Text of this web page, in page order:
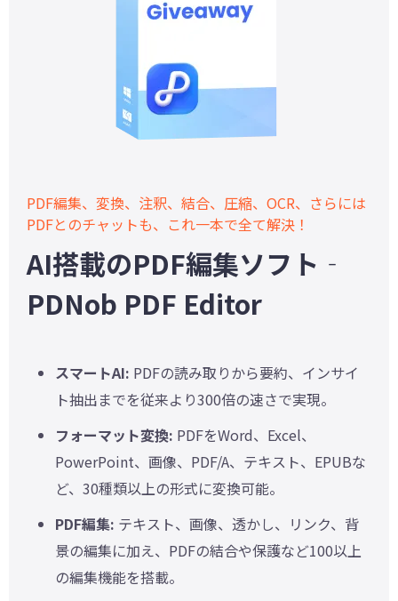
PDF編集、変換、注釈、結合、圧縮、OCR、さらには
PDFとのチャットも、これ一本で全て解決！
AI搭載のPDF編集ソフト‐
PDNob PDF Editor
スマートAI: PDFの読み取りから要約、インサイ
ト抽出までを従来より300倍の速さで実現。
フォーマット変換: PDFをWord、Excel、
PowerPoint、画像、PDF/A、テキスト、EPUBな
ど、30種類以上の形式に変換可能。
PDF編集: テキスト、画像、透かし、リンク、背
景の編集に加え、PDFの結合や保護など100以上
の編集機能を搭載。